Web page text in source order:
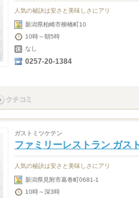
人気の秘訣は安さと美味しさにアリ
新潟県柏崎市柳橋町10
10時～朝5時
なし
0257-20-1384
ガストミツケテン
ファミリーレストラン ガス
人気の秘訣は安さと美味しさにアリ
新潟県見附市葛巻町0681-1
10時～深3時